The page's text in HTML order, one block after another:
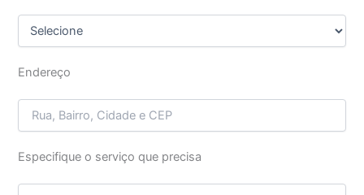
Endereço
Especifique o serviço que precisa